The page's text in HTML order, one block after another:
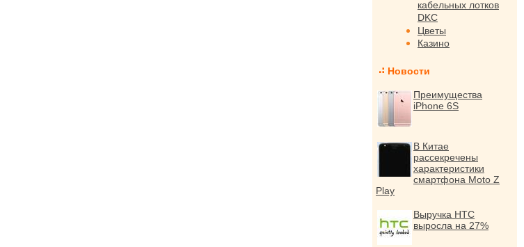
кабельных лотков
DKC
Цветы
Казино
Новости
Преимущества
iPhone 6S
В Китае
рассекречены
характеристики
смартфона Moto Z
Play
Выручка HTC
выросла на 27%